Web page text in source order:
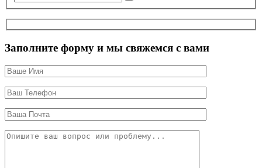
Заполните форму и мы свяжемся с вами